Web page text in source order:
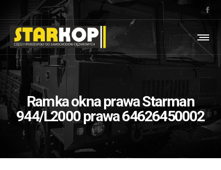
Ramka okna prawa Starman
944/L2000 prawa 64626450002